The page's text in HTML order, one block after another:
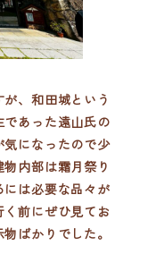
、和田城という
あった遠山氏の
気になったので少
内部は霜月祭り
は必要な品々が
前にぜひ見てお
ばかりでした。